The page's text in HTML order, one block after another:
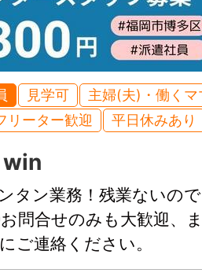
見学可
主婦(夫)・働くマ
リーター歓迎
平日休みあり
win
タン業務！残業ないの
問合せのみも大歓迎、
ご連絡ください。